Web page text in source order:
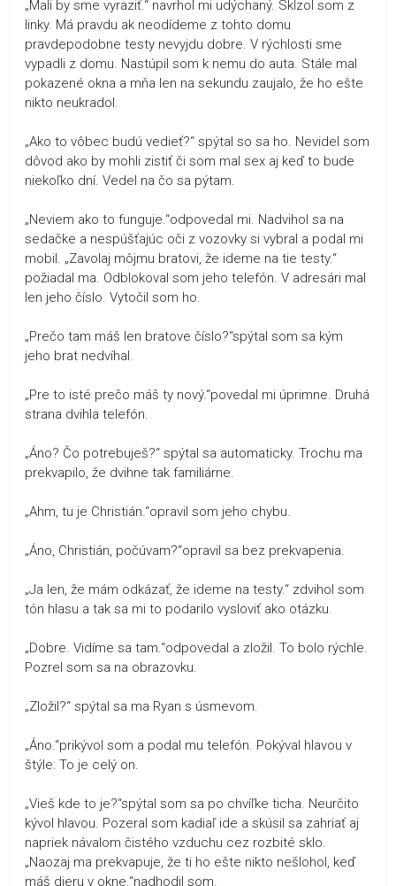
„Mali by sme vyraziť.“ navrhol mi udýchaný. Skĺzol som z
linky. Má pravdu ak neodídeme z tohto domu
pravdepodobne testy nevyjdu dobre. V rýchlosti sme
vypadli z domu. Nastúpil som k nemu do auta. Stále mal
pokazené okna a mňa len na sekundu zaujalo, že ho ešte
nikto neukradol.
„Ako to vôbec budú vedieť?“ spýtal so sa ho. Nevidel som
dôvod ako by mohli zistiť či som mal sex aj keď to bude
niekoľko dní. Vedel na čo sa pýtam.
„Neviem ako to funguje.“odpovedal mi. Nadvihol sa na
sedačke a nespúšťajúc oči z vozovky si vybral a podal mi
mobil. „Zavolaj môjmu bratovi, že ideme na tie testy.“
požiadal ma. Odblokoval som jeho telefón. V adresári mal
len jeho číslo. Vytočil som ho.
„Prečo tam máš len bratove číslo?“spýtal som sa kým
jeho brat nedvíhal.
„Pre to isté prečo máš ty nový.“povedal mi úprimne. Druhá
strana dvihla telefón.
„Áno? Čo potrebuješ?“ spýtal sa automaticky. Trochu ma
prekvapilo, že dvihne tak familiárne.
„Ahm, tu je Christián.“opravil som jeho chybu.
„Áno, Christián, počúvam?“opravil sa bez prekvapenia.
„Ja len, že mám odkázať, že ideme na testy.“ zdvihol som
tón hlasu a tak sa mi to podarilo vysloviť ako otázku.
„Dobre. Vidíme sa tam.“odpovedal a zložil. To bolo rýchle.
Pozrel som sa na obrazovku.
„Zložil?“ spýtal sa ma Ryan s úsmevom.
„Áno.“prikývol som a podal mu telefón. Pokýval hlavou v
štýle: To je celý on.
„Vieš kde to je?“spýtal som sa po chvíľke ticha. Neurčito
kývol hlavou. Pozeral som kadiaľ ide a skúsil sa zahriať aj
napriek návalom čistého vzduchu cez rozbité sklo.
„Naozaj ma prekvapuje, že ti ho ešte nikto nešlohol, keď
máš dieru v okne.“nadhodil som.